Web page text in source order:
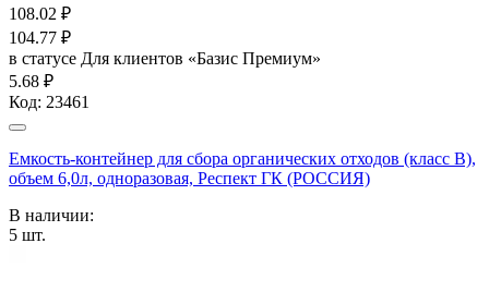
108.02 ₽
104.77 ₽
в статусе Для клиентов «Базис Премиум»
5.68 ₽
Код: 23461
Емкость-контейнер для сбора органических отходов (класс В),
объем 6,0л, одноразовая, Респект ГК (РОССИЯ)
В наличии:
5 шт.